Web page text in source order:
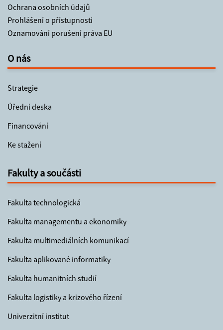
Ochrana osobních údajů
Prohlášení o přístupnosti
Oznamování porušení práva EU
O nás
Strategie
Úřední deska
Financování
Ke stažení
Fakulty a součásti
Fakulta technologická
Fakulta managementu a ekonomiky
Fakulta multimediálních komunikací
Fakulta aplikované informatiky
Fakulta humanitních studií
Fakulta logistiky a krizového řízení
Univerzitní institut